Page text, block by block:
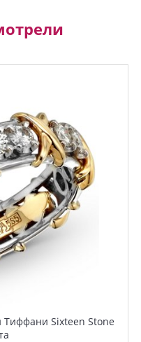
Тиффани Sixteen Stone